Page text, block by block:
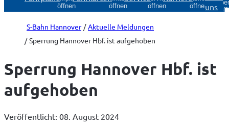
öffnen
öffnen
öffnen
öffnenuns
S-Bahn Hannover
Aktuelle Meldungen
Sperrung Hannover Hbf. ist aufgehoben
Sperrung Hannover Hbf. ist
aufgehoben
Veröffentlicht: 08. August 2024